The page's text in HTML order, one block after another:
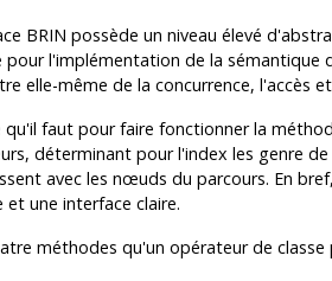
BRIN possède un niveau élevé
pour l'implémentation de la sémantique
elle-même de la concurrence, l'accès
qu'il faut pour faire fonctionner la
déterminant pour l'index les genre
avec les nœuds du parcours. En
et une interface claire.
méthodes qu'un opérateur de